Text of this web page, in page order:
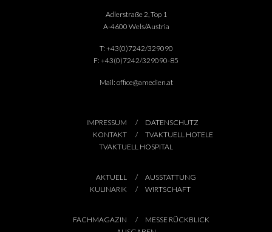
Adlerstraße 2, Top 1
A-4600 Wels/Austria
T: +43(0)7242/329090
F: +43(0)7242/329090-85
Mail: office@amedien.at
IMPRESSUM
DATENSCHUTZ
KONTAKT
TVAKTUELL HOTELE
TVAKTUELL HOSPITAL
AKTUELL
AUSSTATTUNG
KULINARIK
WIRTSCHAFT
FACHMAGAZIN
MESSE RÜCKBLICK